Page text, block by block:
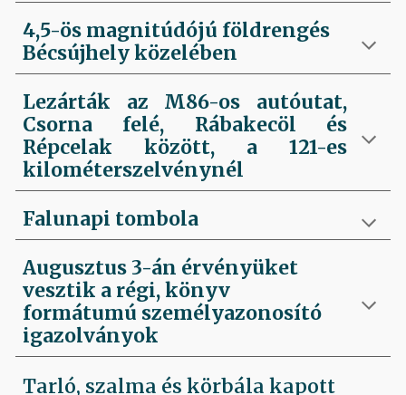
4,5-ös magnitúdójú földrengés
Bécsújhely közelében
Lezárták az M86-os autóutat,
Csorna felé, Rábakecöl és
Répcelak között, a 121-es
kilométerszelvénynél
Falunapi tombola
Augusztus 3-án érvényüket
vesztik a régi, könyv
formátumú személyazonosító
igazolványok
Tarló, szalma és körbála kapott